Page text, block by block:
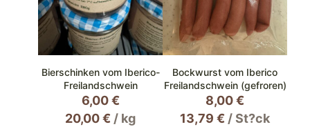
Bierschinken vom Iberico-
Freilandschwein
6,00€
20,00€ / kg
Bockwurst vom Iberico
Freilandschwein (gefroren)
8,00€
13,79€ /St?ck